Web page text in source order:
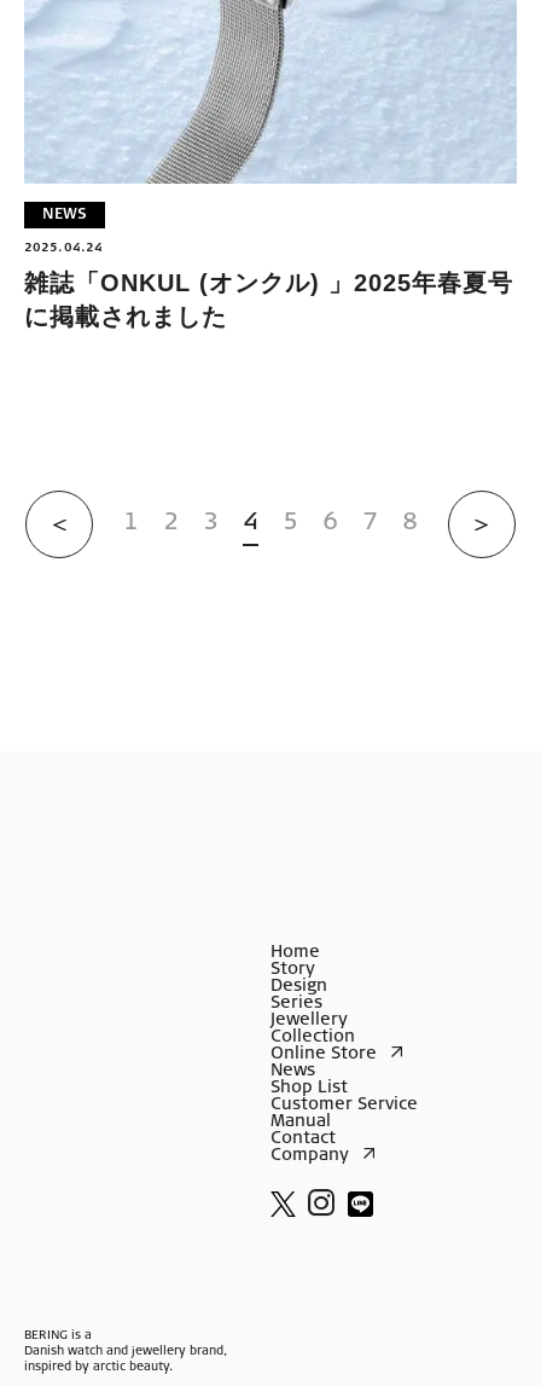
NEWS
2025.04.24
雑誌「ONKUL (オンクル) 」2025年春夏号
に掲載されました
1 2 3 4 5 6 7 8
BERING is a
Danish watch and jewellery brand,
inspired by arctic beauty.
Home
Story
Design
Series
Jewellery
Collection
Online Store
News
Shop List
Customer Service
Manual
Contact
Company